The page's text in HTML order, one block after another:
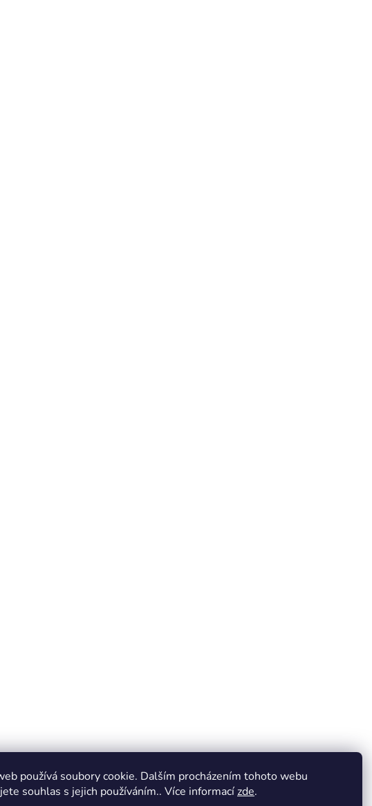
používá soubory cookie. Dalším procházením tohoto webu
souhlas s jejich používáním.. Více informacízde.